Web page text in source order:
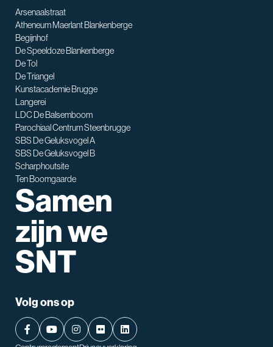
Arsenaalstraat
Atheneum Maerlant Blankenberge
Begijnhof
De Speeldoze Blankenberge
De Tol
De Triangel
Kunstacademie Brugge
Langerei
LDC De Balsemboom
Parochiaal Centrum Steenbrugge
SBS De Geluksvogel A
SBS De Geluksvogel B
Scharphoutsite
Ten Boomgaarde
Samen
zijn we
SNT
Volg ons op
SNT assistent
Waarmee kan ik je helpen?